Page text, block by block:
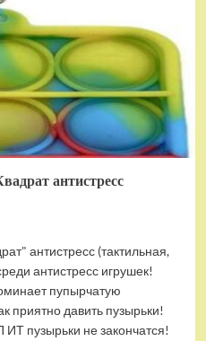
антистресс
антистресс (тактильная,
антистресс игрушек!
пупырчатую
приятно давить пузырьки!
пузырьки не закончатся!